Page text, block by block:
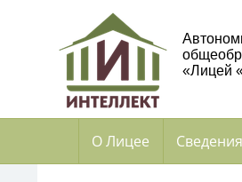
«Лицей
О Лицее